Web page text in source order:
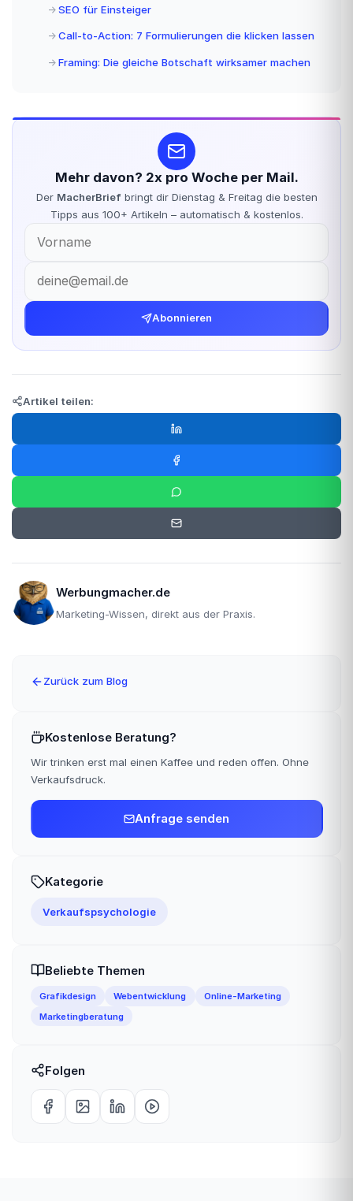
SEO für Einsteiger
Call-to-Action: 7 Formulierungen die klicken lassen
Framing: Die gleiche Botschaft wirksamer machen
Mehr davon? 2x pro Woche per Mail.
Der MacherBriefbringt dir Dienstag & Freitag die besten
Tipps aus 100+ Artikeln – automatisch & kostenlos.
Abonnieren
Artikel teilen:
Werbungmacher.de
Marketing-Wissen, direkt aus der Praxis.
Zurück zum Blog
Kostenlose Beratung?
Wir trinken erst mal einen Kaffee und reden offen. Ohne
Verkaufsdruck.
Anfrage senden
Kategorie
Verkaufspsychologie
Beliebte Themen
Grafikdesign Webentwicklung
Online-Marketing
Marketingberatung
Folgen